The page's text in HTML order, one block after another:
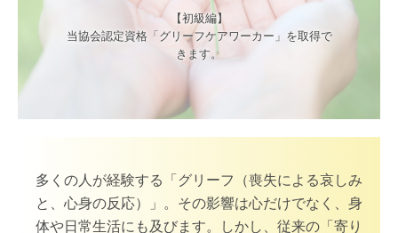
資格の魅力・選ばれる理由
【中級】グリーフケアマイスター養成講座
受講生の感想
よくあるご質問
【初級編】
当協会認定資格「グリーフケアワーカー」を取得で
きます。
多くの人が経験する「グリーフ（喪失による哀しみ
と、心身の反応）」。その影響は心だけでなく、身
体や日常生活にも及びます。しかし、従来の「寄り